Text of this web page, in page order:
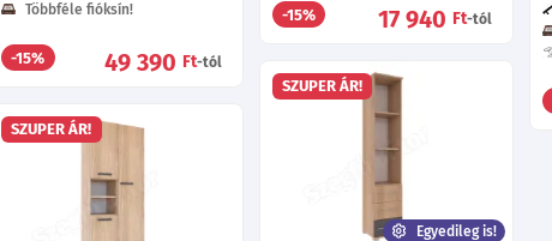
Többféle fióksín!
-15% 49 390 Ft-tól
-15% 17 940 Ft-tól
SZUPER ÁR!
Egyedileg is!
SZUPER ÁR!